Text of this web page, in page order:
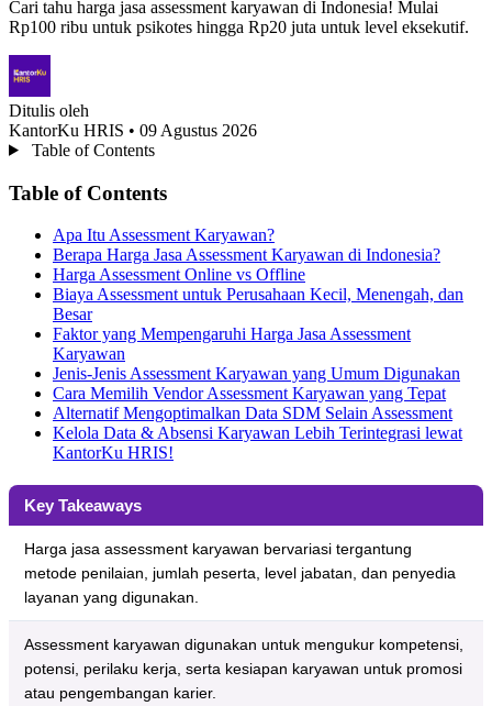
Cari tahu harga jasa assessment karyawan di Indonesia! Mulai
Rp100 ribu untuk psikotes hingga Rp20 juta untuk level eksekutif.
Ditulis oleh
KantorKu HRIS • 09 Agustus 2026
Table of Contents
Table of Contents
Apa Itu Assessment Karyawan?
Berapa Harga Jasa Assessment Karyawan di Indonesia?
Harga Assessment Online vs Offline
Biaya Assessment untuk Perusahaan Kecil, Menengah, dan
Besar
Faktor yang Mempengaruhi Harga Jasa Assessment
Karyawan
Jenis-Jenis Assessment Karyawan yang Umum Digunakan
Cara Memilih Vendor Assessment Karyawan yang Tepat
Alternatif Mengoptimalkan Data SDM Selain Assessment
Kelola Data & Absensi Karyawan Lebih Terintegrasi lewat
KantorKu HRIS!
Key Takeaways
Harga jasa assessment karyawan bervariasi tergantung
metode penilaian, jumlah peserta, level jabatan, dan penyedia
layanan yang digunakan.
Assessment karyawan digunakan untuk mengukur kompetensi,
potensi, perilaku kerja, serta kesiapan karyawan untuk promosi
atau pengembangan karier.